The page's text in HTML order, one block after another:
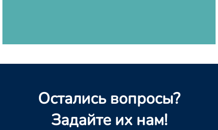
Остались вопросы?
Задайте их нам!